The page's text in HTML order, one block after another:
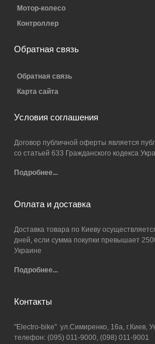
Мотор-колесо
Контроллер
Обратная связь
Обратная связь
Карта сайта
Условия соглашения
Договор публичной оферты является
со статьей 633 Гражданского кодекса
Подробнее...
Оплата и доставка
Доставка товара по Киеву
дней, если сумма покупки превышает
Украине
Подробнее...
Контакты
"Electro-bike" ул.Симиренко, 16а, г.Киев,
телефон: (095) 011-9000, (098) 011-9001